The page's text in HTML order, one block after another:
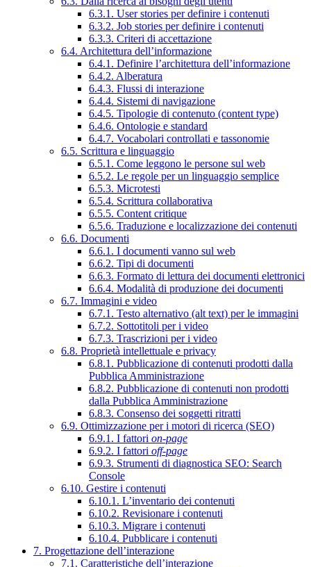
6.3.1. User stories per definire i contenuti
6.3.2. Job stories per definire i contenuti
6.3.3. Criteri di accettazione
6.4. Architettura dell’informazione
6.4.1. Definire l’architettura dell’informazione
6.4.2. Alberatura
6.4.3. Flussi di interazione
6.4.4. Sistemi di navigazione
6.4.5. Tipologie di contenuto (content type)
6.4.6. Ontologie e standard
6.4.7. Vocabolari controllati e tassonomie
6.5. Scrittura e linguaggio
6.5.1. Come leggono le persone sul web
6.5.2. Le regole per un linguaggio semplice
6.5.3. Microtesti
6.5.4. Scrittura collaborativa
6.5.5. Content critique
6.5.6. Traduzione e localizzazione dei contenuti
6.6. Documenti
6.6.1. I documenti vanno sul web
6.6.2. Tipi di documenti
6.6.3. Formato di lettura dei documenti elettronici
6.6.4. Modalità di produzione dei documenti
6.7. Immagini e video
6.7.1. Testo alternativo (alt text) per le immagini
6.7.2. Sottotitoli per i video
6.7.3. Trascrizioni per i video
6.8. Proprietà intellettuale e privacy
6.8.1. Pubblicazione di contenuti prodotti dalla
Pubblica Amministrazione
6.8.2. Pubblicazione di contenuti non prodotti
dalla Pubblica Amministrazione
6.8.3. Consenso dei soggetti ritratti
6.9. Ottimizzazione per i motori di ricerca (SEO)
6.9.1. I fattori on-page
6.9.2. I fattori off-page
6.9.3. Strumenti di diagnostica SEO: Search
Console
6.10. Gestire i contenuti
6.10.1. L’inventario dei contenuti
6.10.2. Revisionare i contenuti
6.10.3. Migrare i contenuti
6.10.4. Pubblicare i contenuti
7. Progettazione dell’interazione
7.1. Caratteristiche dell’interazione